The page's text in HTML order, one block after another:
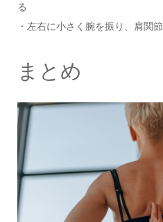
る
・左右に小さく腕を振り、肩関
まとめ